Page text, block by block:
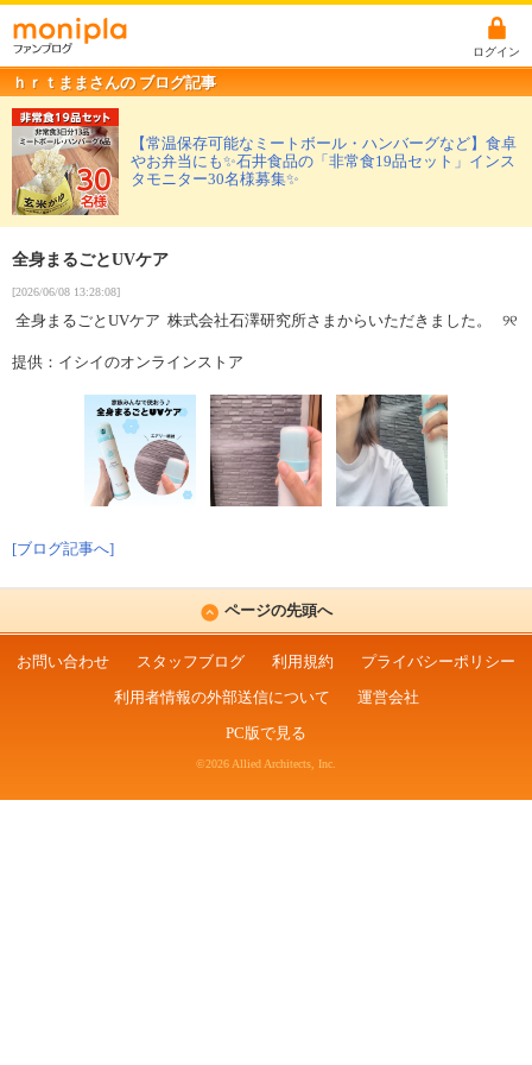
ログイン
ｈｒｔままさんの ブログ記事
【常温保存可能なミートボール・ハンバーグなど】食卓
やお弁当にも✨石井食品の「非常食19品セット」インス
タモニター30名様募集✨
全身まるごとUVケア
[2026/06/08 13:28:08]
全身まるごとUVケア 株式会社石澤研究所さまからいただきました。 ‪‬୨୧‬
提供：イシイのオンラインストア
[ブログ記事へ]
ページの先頭へ
お問い合わせ スタッフブログ 利用規約
プライバシーポリシー
利用者情報の外部送信について
運営会社
PC版で見る
©2026 Allied Architects, Inc.